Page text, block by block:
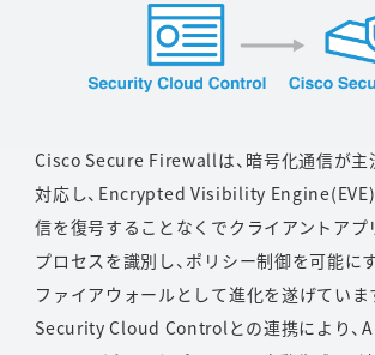
Cisco Secure Firewallは、暗号化通信が主
対応し、Encrypted Visibility Engine(EVE)
信を復号することなくでクライアントアプ
プロセスを識別し、ポリシー制御を可能に
ファイアウォールとして進化を遂げていま
Security Cloud Controlとの連携により、